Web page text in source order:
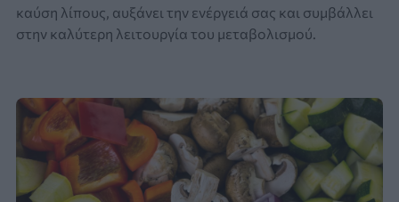
καύση λίπους, αυξάνει την ενέργειά σας και συμβάλλει
στην καλύτερη λειτουργία του μεταβολισμού.